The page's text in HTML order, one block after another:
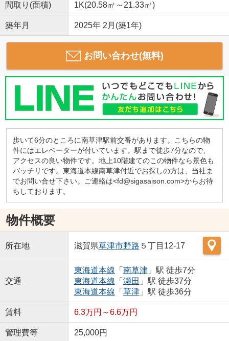
間取り(面積) 1K(20.58㎡～21.33㎡)
築年月 2025年 2月(築1年)
お問い合わせ(無料)
歩いて6分のところに南草津駅前交番があります。こちらの物
件にはエレベーターが付いています。駅まで徒歩7分なので、
アクセスの良い物件です。地上10階建てのこの物件なら景色も
バッチリです。東海道本線南草津付近でお探しの方は、当社ま
でお問い合せ下さい。ご連絡は<fd@sigasaison.com>からお待
ちしております。
物件概要
所在地 滋賀県草津市野路 ５丁目12-17
交通
東海道本線 「 南草津」駅 徒歩7分
東海道本線 「 瀬田 」駅 徒歩37分
東海道本線 「 草津」駅 徒歩36分
賃料 6.3万円～6.6万円
管理費等 25,000円